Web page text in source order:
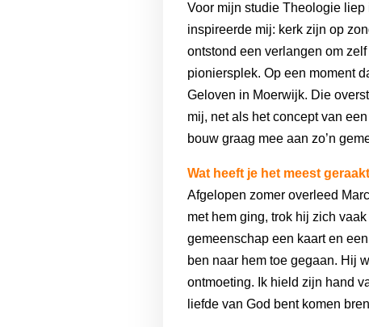
Voor mijn studie Theologie
inspireerde mij: kerk zijn op
ontstond een verlangen om
pioniersplek. Op een moment
Geloven in Moerwijk. Die
mij, net als het concept van
bouw graag mee aan zo’n
Wat heeft je het meest
Afgelopen zomer overleed
met hem ging, trok hij zich
gemeenschap een kaart en
ben naar hem toe gegaan. Hij
ontmoeting. Ik hield zijn hand
liefde van God bent komen